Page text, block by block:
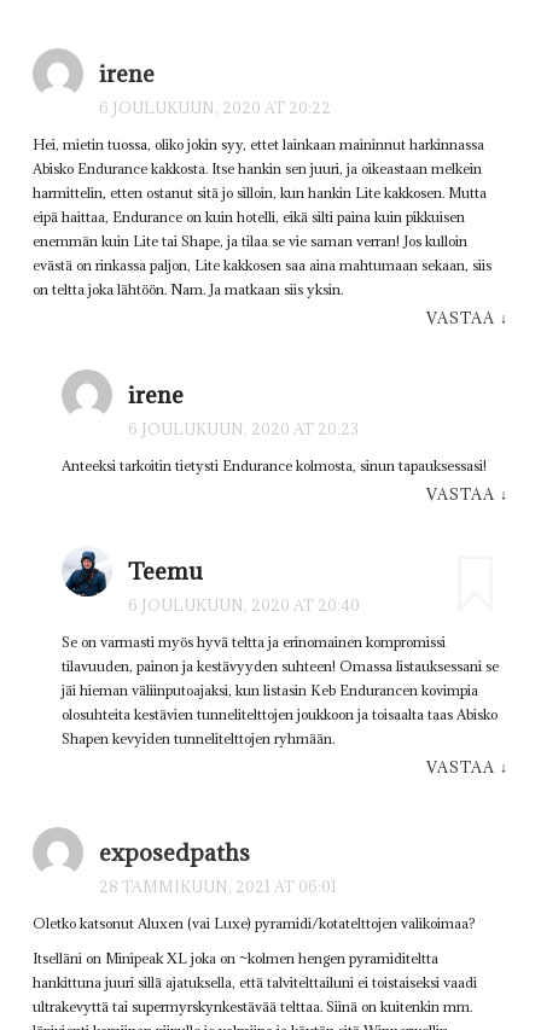
irene
6 JOULUKUUN, 2020 AT 20:22
Hei, mietin tuossa, oliko jokin syy, ettet lainkaan maininnut harkinnassa
Abisko Endurance kakkosta. Itse hankin sen juuri, ja oikeastaan melkein
harmittelin, etten ostanut sitä jo silloin, kun hankin Lite kakkosen. Mutta
eipä haittaa, Endurance on kuin hotelli, eikä silti paina kuin pikkuisen
enemmän kuin Lite tai Shape, ja tilaa se vie saman verran! Jos kulloin
evästä on rinkassa paljon, Lite kakkosen saa aina mahtumaan sekaan, siis
on teltta joka lähtöön. Nam. Ja matkaan siis yksin.
VASTAA ↓
irene
6 JOULUKUUN, 2020 AT 20:23
Anteeksi tarkoitin tietysti Endurance kolmosta, sinun tapauksessasi!
VASTAA ↓
Teemu
6 JOULUKUUN, 2020 AT 20:40
Se on varmasti myös hyvä teltta ja erinomainen kompromissi
tilavuuden, painon ja kestävyyden suhteen! Omassa listauksessani se
jäi hieman väliinputoajaksi, kun listasin Keb Endurancen kovimpia
olosuhteita kestävien tunnelitelttojen joukkoon ja toisaalta taas Abisko
Shapen kevyiden tunnelitelttojen ryhmään.
VASTAA ↓
exposedpaths
28 TAMMIKUUN, 2021 AT 06:01
Oletko katsonut Aluxen (vai Luxe) pyramidi/kotatelttojen valikoimaa?
Itselläni on Minipeak XL joka on ~kolmen hengen pyramiditeltta
hankittuna juuri sillä ajatuksella, että talvitelttailuni ei toistaiseksi vaadi
ultrakevyttä tai supermyrskynkestävää telttaa. Siinä on kuitenkin mm.